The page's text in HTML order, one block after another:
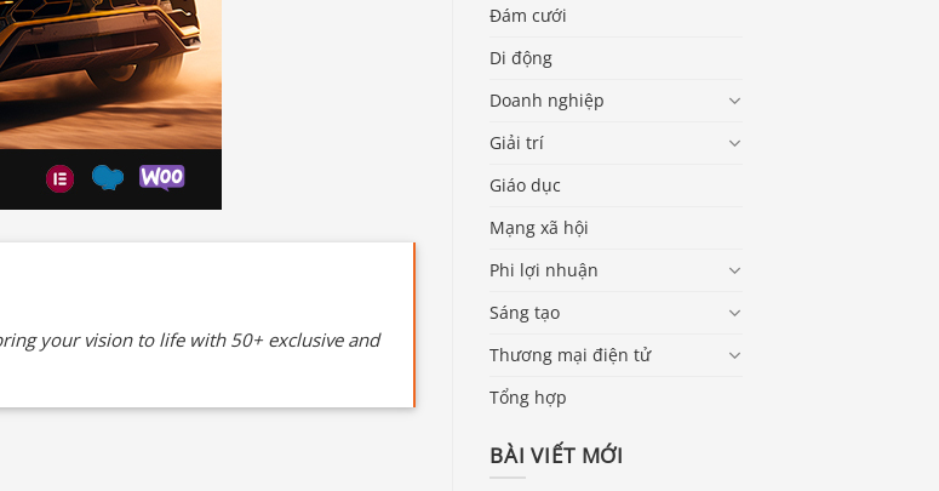
your vision to life with 50+ exclusive and
Đám cưới
Di động
Doanh nghiệp
Giải trí
Giáo dục
Mạng xã hội
Phi lợi nhuận
Sáng tạo
Thương mại điện tử
Tổng hợp
BÀI VIẾT MỚI